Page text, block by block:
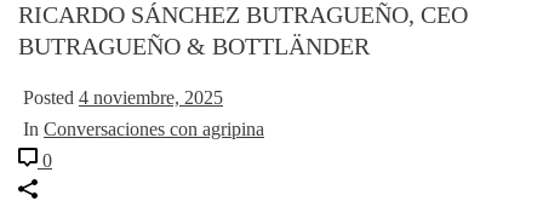
RICARDO SÁNCHEZ BUTRAGUEÑO, CEO
BUTRAGUEÑO & BOTTLÄNDER
Posted 4 noviembre, 2025
In Conversaciones con agripina
0